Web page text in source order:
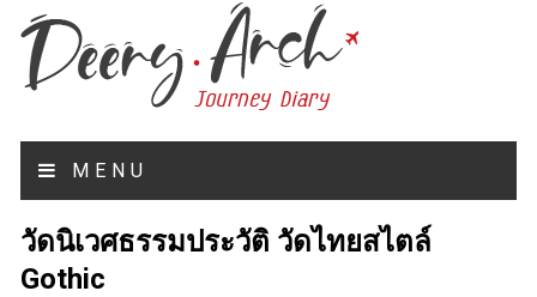
MENU
วัดนิเวศธรรมประวัติ วัดไทยสไตล์
Gothic